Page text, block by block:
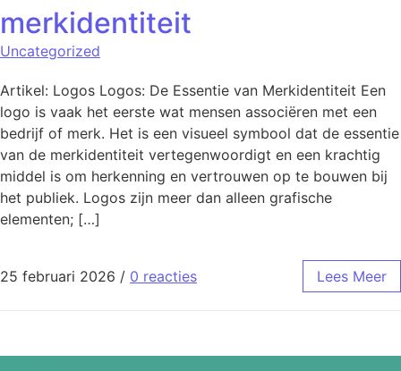
merkidentiteit
Uncategorized
Artikel: Logos Logos: De Essentie van Merkidentiteit Een
logo is vaak het eerste wat mensen associëren met een
bedrijf of merk. Het is een visueel symbool dat de essentie
van de merkidentiteit vertegenwoordigt en een krachtig
middel is om herkenning en vertrouwen op te bouwen bij
het publiek. Logos zijn meer dan alleen grafische
elementen; […]
25 februari 2026 / 0 reacties Lees Meer